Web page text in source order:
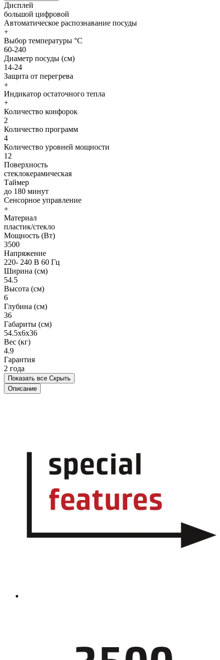
Дисплей
большой цифровой
Автоматическое распознавание посуды
+
Выбор температуры °C
60-240
Диаметр посуды (см)
14-24
Защита от перегрева
+
Индикатор остаточного тепла
+
Количество конфорок
2
Количество программ
4
Количество уровней мощности
12
Поверхность
стеклокерамическая
Таймер
до 180 минут
Сенсорное управление
+
Материал
пластик/стекло
Мощность (Вт)
3500
Напряжение
220- 240 В 60 Гц
Ширина (см)
54.5
Высота (см)
6
Глубина (см)
36
Габариты (см)
54.5x6x36
Вес (кг)
4.9
Гарантия
2 года
Показать все Скрыть
Описание